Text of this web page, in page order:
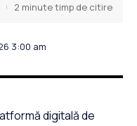
3:00 am
2 minute timp de citire
digitală de